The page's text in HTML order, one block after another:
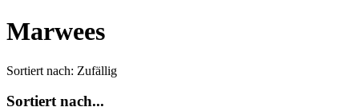
Marwees
Sortiert nach: Zufällig
Sortiert nach...